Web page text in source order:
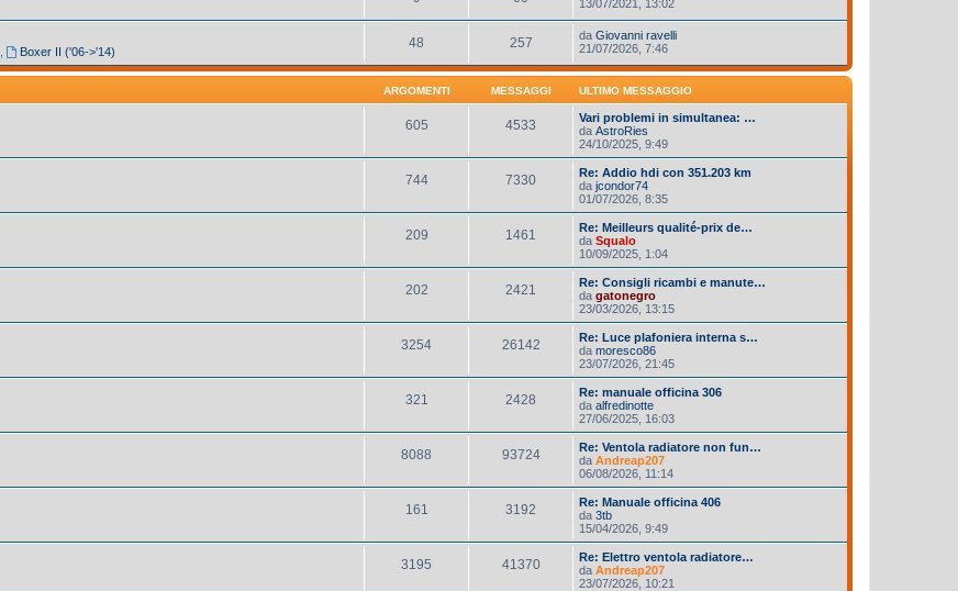
13/07/2021, 13:02
Boxer II ('06->'14)
48 257 da Giovanni ravelli
21/07/2026, 7:46
ARGOMENTI MESSAGGI ULTIMO MESSAGGIO
605 4533
Vari problemi in simultanea: …
da AstroRies
24/10/2025, 9:49
744 7330
Re: Addio hdi con 351.203 km
da jcondor74
01/07/2026, 8:35
209 1461
Re: Meilleurs qualité-prix de…
da Squalo
10/09/2025, 1:04
202 2421
Re: Consigli ricambi e manute…
da gatonegro
23/03/2026, 13:15
3254 26142
Re: Luce plafoniera interna s…
da moresco86
23/07/2026, 21:45
321 2428
Re: manuale officina 306
da alfredinotte
27/06/2025, 16:03
8088 93724
Re: Ventola radiatore non fun…
da Andreap207
06/08/2026, 11:14
161 3192
Re: Manuale officina 406
da 3tb
15/04/2026, 9:49
3195 41370
Re: Elettro ventola radiatore…
da Andreap207
23/07/2026, 10:21